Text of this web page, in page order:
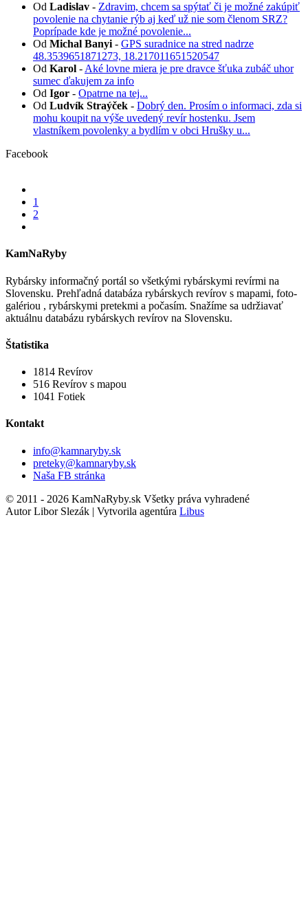
Od Ladislav - Zdravim, chcem sa spýtať či je možné zakúpiť
povolenie na chytanie rýb aj keď už nie som členom SRZ?
Poprípade kde je možné povolenie...
Od Michal Banyi - GPS suradnice na stred nadrze
48.3539651871273, 18.217011651520547
Od Karol - Aké lovne miera je pre dravce šťuka zubáč uhor
sumec ďakujem za info
Od Igor - Opatrne na tej...
Od Ludvík Straýček - Dobrý den. Prosím o informaci, zda si
mohu koupit na výše uvedený revír hostenku. Jsem
vlastníkem povolenky a bydlím v obci Hrušky u...
Facebook
1
2
KamNaRyby
Rybársky informačný portál so všetkými rybárskymi revírmi na
Slovensku. Prehľadná databáza rybárskych revírov s mapami, foto-
galériou , rybárskymi pretekmi a počasím. Snažíme sa udržiavať
aktuálnu databázu rybárskych revírov na Slovensku.
Štatistika
1814 Revírov
516 Revírov s mapou
1041 Fotiek
Kontakt
info@kamnaryby.sk
preteky@kamnaryby.sk
Naša FB stránka
© 2011 - 2026 KamNaRyby.sk Všetky práva vyhradené
Autor Libor Slezák | Vytvorila agentúra Libus